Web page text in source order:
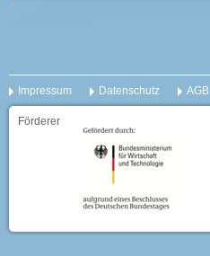
Impressum Datenschutz AGB
Förderer